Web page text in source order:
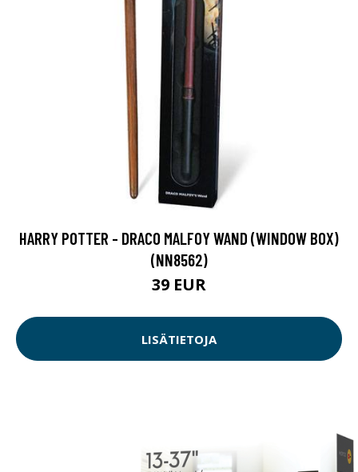
HARRY POTTER - DRACO MALFOY WAND (WINDOW BOX)
(NN8562)
39 EUR
LISÄTIETOJA